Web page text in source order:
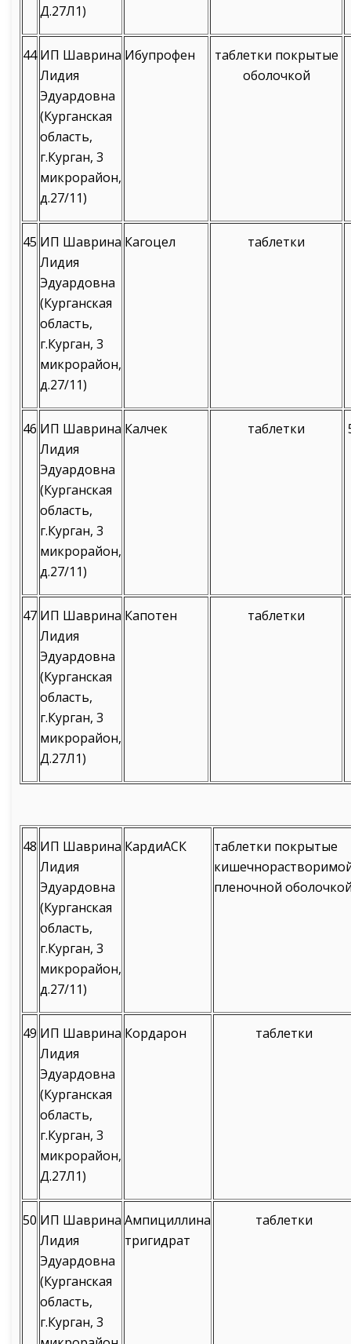
Д.27Л1)
44 ИП Шаврина
Лидия
Эдуардовна
(Курганская
область,
г.Курган, 3
микрорайон,
д.27/11)
Ибупрофен
таблетки покрытые
оболочкой
45 ИП Шаврина
Лидия
Эдуардовна
(Курганская
область,
г.Курган, 3
микрорайон,
д.27/11)
Кагоцел таблетки
46 ИП Шаврина
Лидия
Эдуардовна
(Курганская
область,
г.Курган, 3
микрорайон,
д.27/11)
Калчек таблетки
47 ИП Шаврина
Лидия
Эдуардовна
(Курганская
область,
г.Курган, 3
микрорайон,
Д.27Л1)
Капотен таблетки
48 ИП Шаврина
Лидия
Эдуардовна
(Курганская
область,
г.Курган, 3
микрорайон,
д.27/11)
КардиАСК
таблетки покрытые
пленочной
49 ИП Шаврина
Лидия
Эдуардовна
(Курганская
область,
г.Курган, 3
микрорайон,
Д.27Л1)
Кордарон таблетки
50 ИП Шаврина
Лидия
Эдуардовна
(Курганская
область,
г.Курган, 3
Ампициллина
тригидрат
таблетки